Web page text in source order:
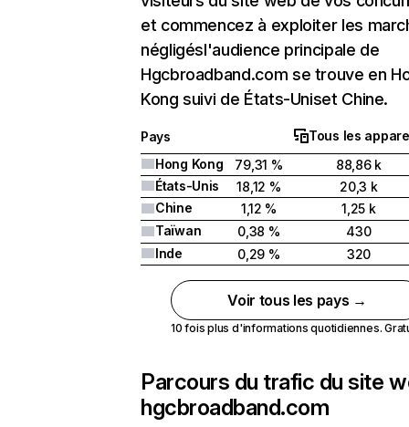
et commencez à exploiter les
négligésl'audience principale de
Hgcbroadband.com se trouve en
Kong suivi de États-Uniset Chine.
Pays
Tous les
Hong Kong
79,31 %
88,86 k
États-Unis
18,12 %
20,3 k
Chine
1,12 %
1,25 k
Taïwan
0,38 %
430
Inde
0,29 % 320
Voir tous les pays →
10 fois plus d'informations quotidiennes.
Parcours du trafic du site
hgcbroadband.com